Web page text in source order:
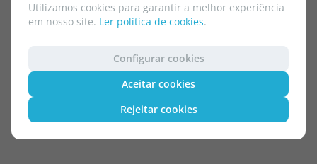
Utilizamos cookies para garantir a melhor experiência
em nosso site. Ler política de cookies.
Configurar cookies
Aceitar cookies
Rejeitar cookies